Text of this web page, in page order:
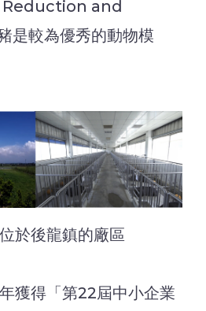
and
較為優秀的動物模
於後龍鎮的廠區
得「第22屆中小企業